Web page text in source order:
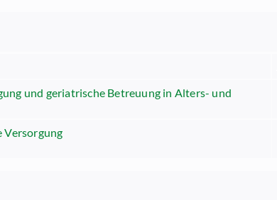
und geriatrische Betreuung in Alters- und
Versorgung